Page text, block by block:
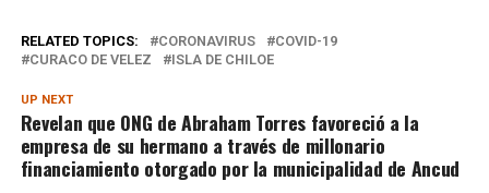
RELATED TOPICS: CORONAVIRUS
COVID-19
CURACO DE VELEZ
ISLA DE CHILOE
UP NEXT
Revelan que ONG de Abraham Torres favoreció a la
empresa de su hermano a través de millonario
financiamiento otorgado por la municipalidad de Ancud